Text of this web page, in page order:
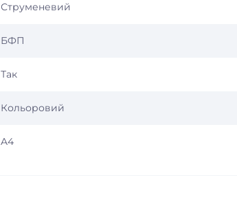
Струменевий
БФП
Так
Кольоровий
A4